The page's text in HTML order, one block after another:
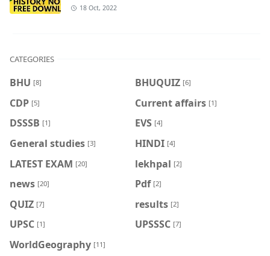
18 Oct, 2022
CATEGORIES
BHU [8] BHUQUIZ [6]
CDP [5] Current affairs [1]
DSSSB [1] EVS [4]
General studies [3] HINDI [4]
LATEST EXAM [20] lekhpal [2]
news [20] Pdf [2]
QUIZ [7] results [2]
UPSC [1] UPSSSC [7]
WorldGeography [11]